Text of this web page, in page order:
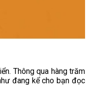
Thông qua hàng trăm
đang kể cho bạn đọc